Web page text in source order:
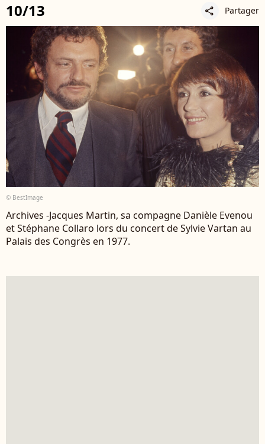
10/13 share Partager
© BestImage
Archives -Jacques Martin, sa compagne Danièle Evenou
et Stéphane Collaro lors du concert de Sylvie Vartan au
Palais des Congrès en 1977.